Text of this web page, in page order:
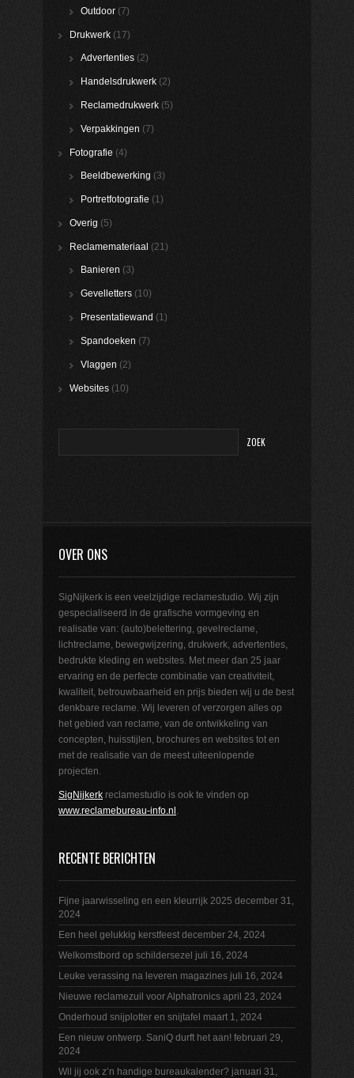
Outdoor (7)
Drukwerk (17)
Advertenties (2)
Handelsdrukwerk (2)
Reclamedrukwerk (5)
Verpakkingen (7)
Fotografie (4)
Beeldbewerking (3)
Portretfotografie (1)
Overig (5)
Reclamemateriaal (21)
Banieren (3)
Gevelletters (10)
Presentatiewand (1)
Spandoeken (7)
Vlaggen (2)
Websites (10)
OVER ONS
SigNijkerk is een veelzijdige reclamestudio. Wij zijn
gespecialiseerd in de grafische vormgeving en
realisatie van: (auto)belettering, gevelreclame,
lichtreclame, bewegwijzering, drukwerk, advertenties,
bedrukte kleding en websites. Met meer dan 25 jaar
ervaring en de perfecte combinatie van creativiteit,
kwaliteit, betrouwbaarheid en prijs bieden wij u de best
denkbare reclame. Wij leveren of verzorgen alles op
het gebied van reclame, van de ontwikkeling van
concepten, huisstijlen, brochures en websites tot en
met de realisatie van de meest uiteenlopende
projecten.
SigNijkerk reclamestudio is ook te vinden op
www.reclamebureau-info.nl
RECENTE BERICHTEN
Fijne jaarwisseling en een kleurrijk 2025 december 31,
2024
Een heel gelukkig kerstfeest december 24, 2024
Welkomstbord op schildersezel juli 16, 2024
Leuke verassing na leveren magazines juli 16, 2024
Nieuwe reclamezuil voor Alphatronics april 23, 2024
Onderhoud snijplotter en snijtafel maart 1, 2024
Een nieuw ontwerp. SaniQ durft het aan! februari 29,
2024
Wil jij ook z’n handige bureaukalender? januari 31,